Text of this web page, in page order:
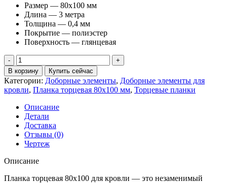
Размер — 80х100 мм
Длина — 3 метра
Толщина — 0,4 мм
Покрытие — полиэстер
Поверхность — глянцевая
Количество
товара
Планка
торцевая
80х100
0,4
ПЭ
с
пленкой
RAL
7004
сигнальный
(3м)
В корзину Купить сейчас
Категории: Доборные элементы, Доборные элементы для
кровли, Планка торцевая 80х100 мм, Торцевые планки
Описание
Детали
Доставка
Отзывы (0)
Чертеж
Описание
Планка торцевая 80х100 для кровли — это незаменимый